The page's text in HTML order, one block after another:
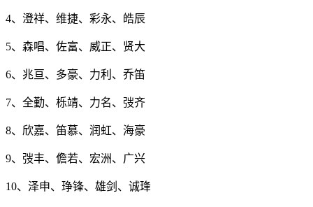
4、澄祥、维捷、彩永、皓辰
5、森唱、佐富、威正、贤大
6、兆亘、多豪、力利、乔笛
7、全勤、栎靖、力名、弢齐
8、欣嘉、笛慕、润虹、海豪
9、弢丰、儋若、宏洲、广兴
10、泽申、琤锋、雄剑、诚琒